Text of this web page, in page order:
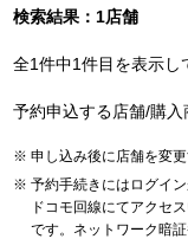
検索結果：1店舗
全1件中1件目を表示し
予約申込する店舗/購入
申し込み後に店舗を変
予約手続きにはログイン
ドコモ回線にてアクセ
です。ネットワーク暗